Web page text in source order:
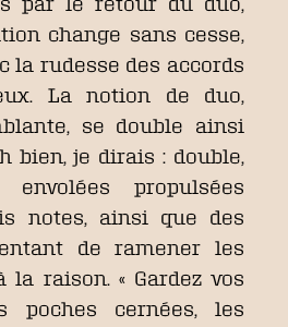
change sans cesse,
la rudesse des accords
La notion de duo,
se double ainsi
bien, je dirais : double,
envolées propulsées
notes, ainsi que des
de ramener les
la raison. « Gardez vos
poches cernées, les